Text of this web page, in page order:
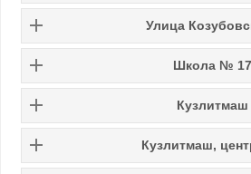
Улица
Школа № 17
Кузлитмаш
Кузлитмаш,